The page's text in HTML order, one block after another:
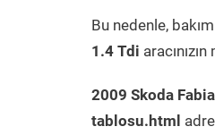
Bu nedenle,
1.4 Tdi
2009 Skoda
tablosu.html